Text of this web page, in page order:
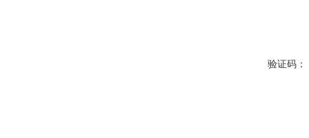
验证码：